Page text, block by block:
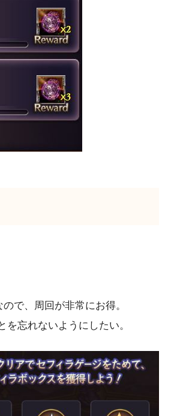
で、周回が非常にお得。
を忘れないようにしたい。